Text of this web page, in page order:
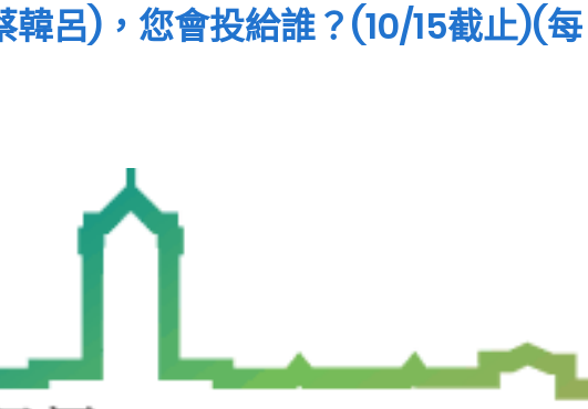
呂)，您會投給誰？(10/15截止)(每